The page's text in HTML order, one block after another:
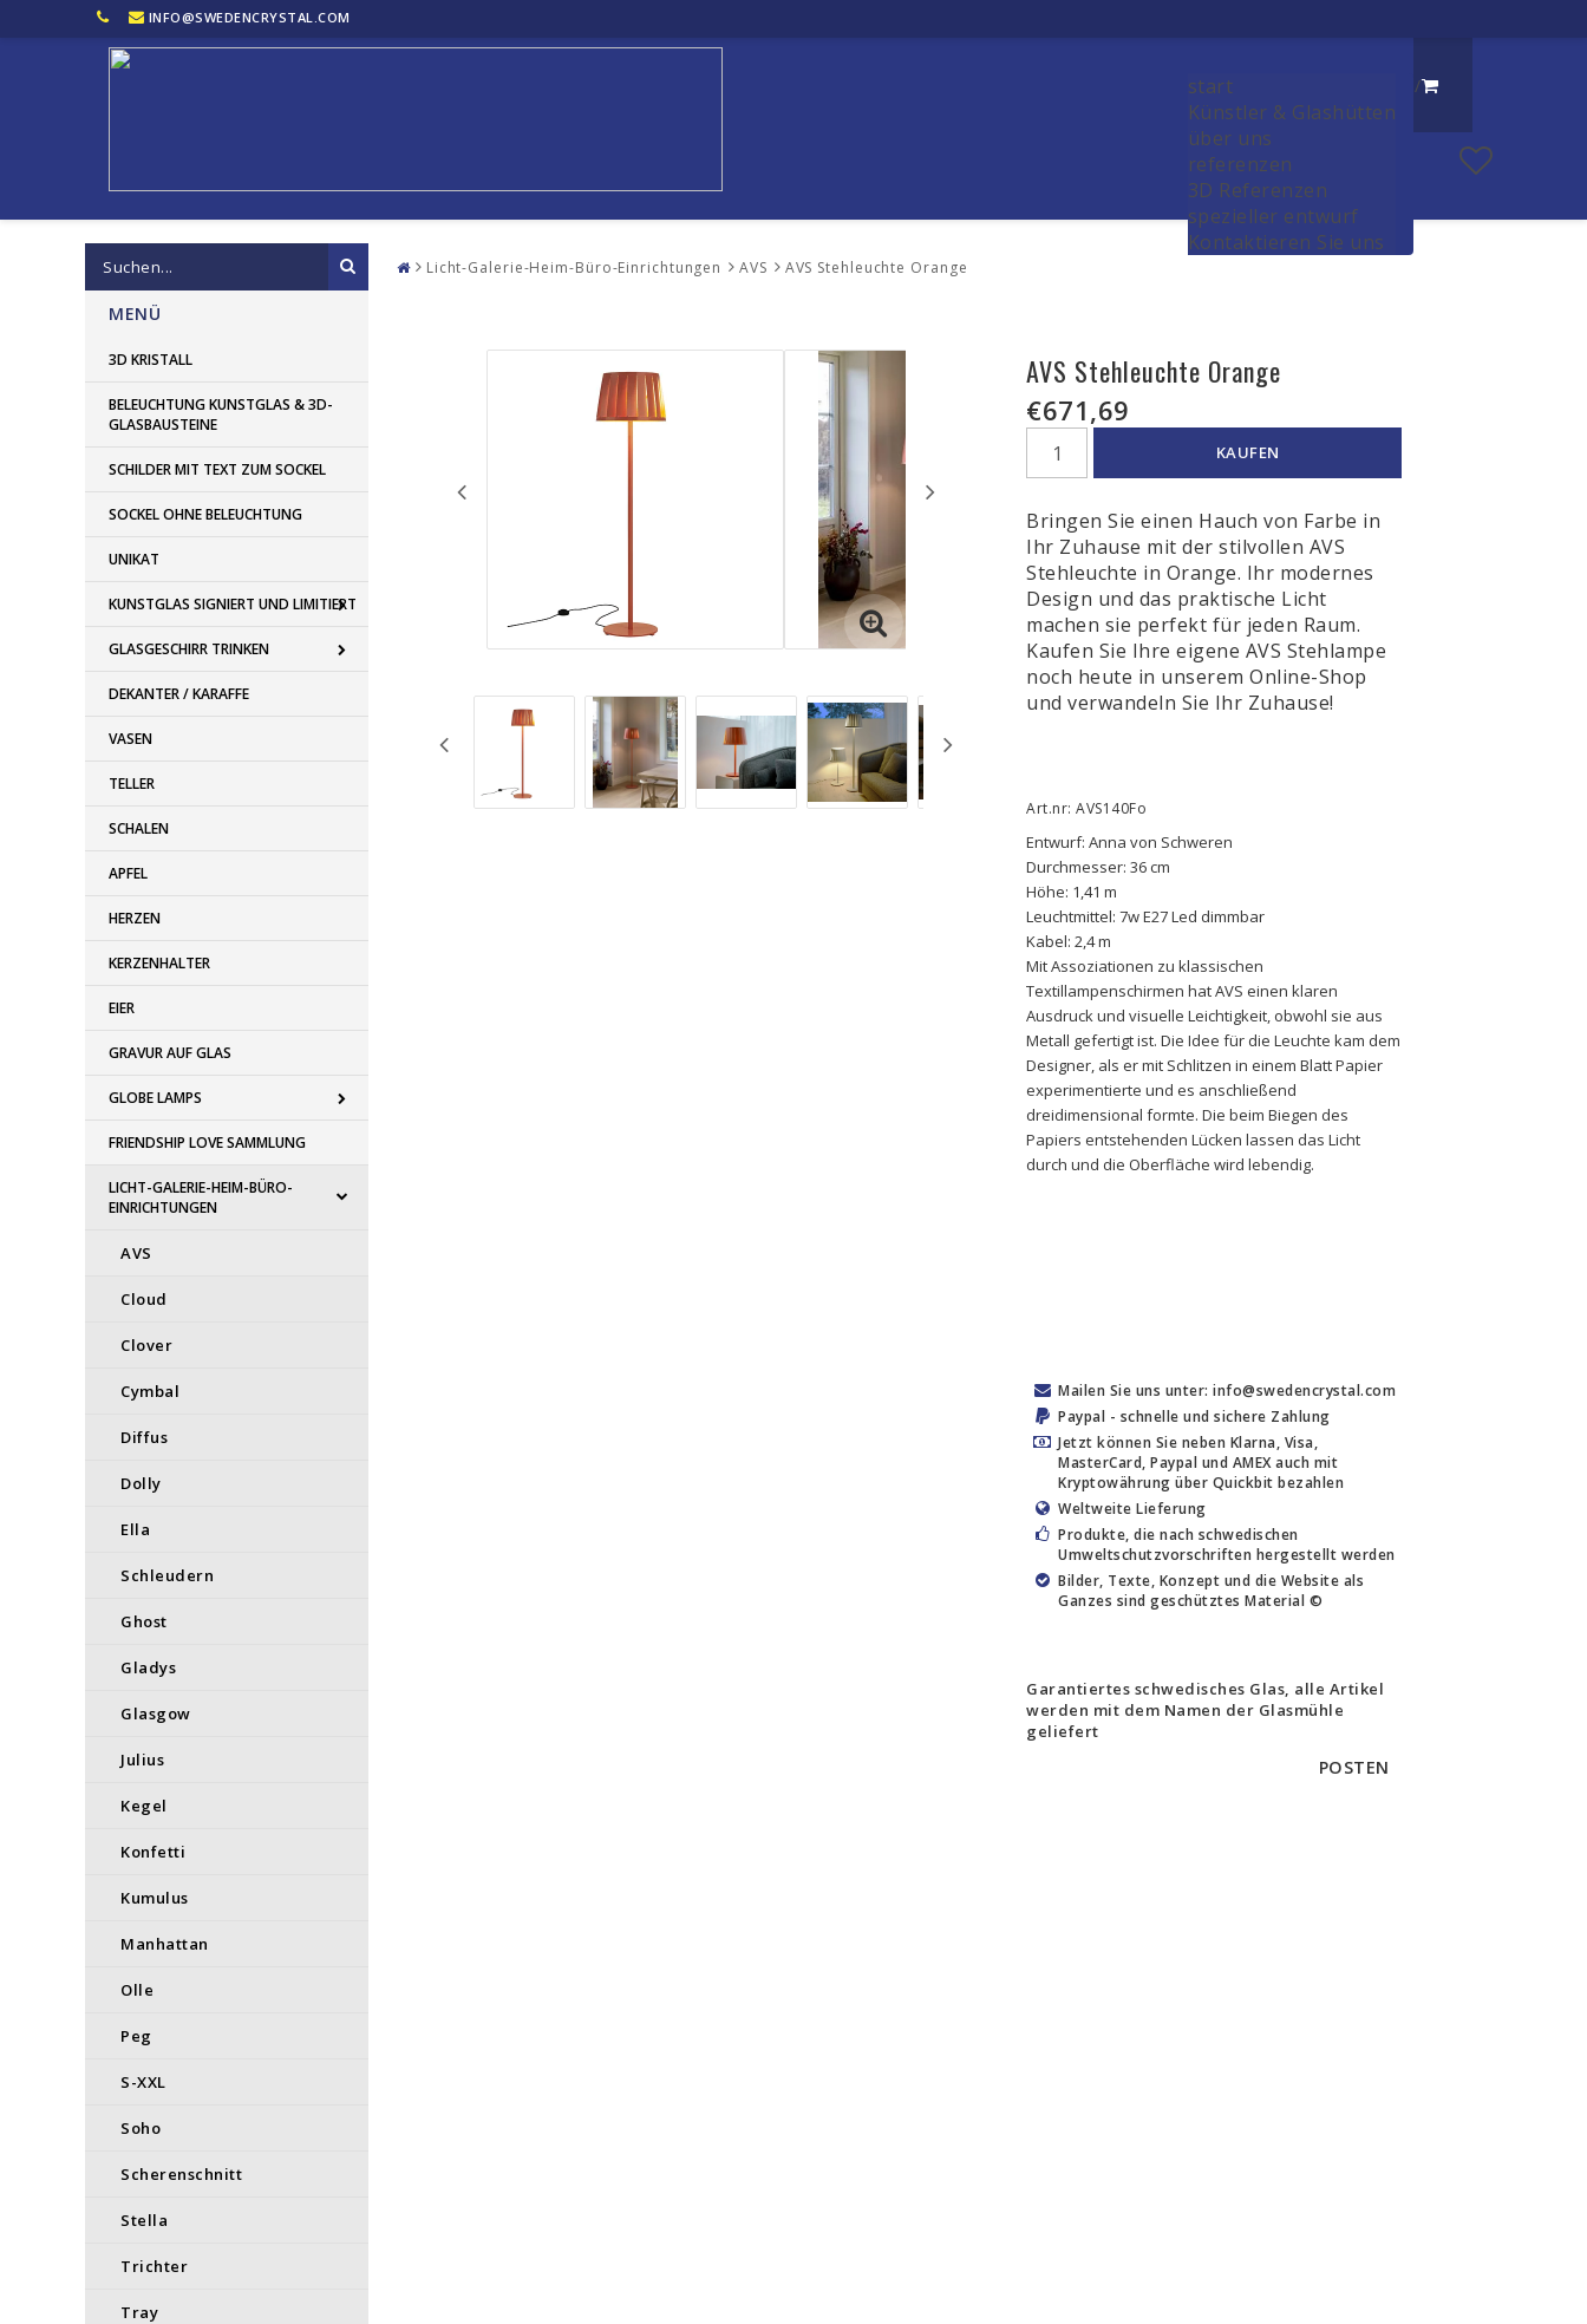
INFO@SWEDENCRYSTAL.COM
/
start
Künstler & Glashütten
über uns
referenzen
3D Referenzen
spezieller entwurf
Kontaktieren Sie uns
MENÜ
3D KRISTALL
BELEUCHTUNG KUNSTGLAS & 3D-
GLASBAUSTEINE
SCHILDER MIT TEXT ZUM SOCKEL
SOCKEL OHNE BELEUCHTUNG
UNIKAT
KUNSTGLAS SIGNIERT UND LIMITIERT
GLASGESCHIRR TRINKEN
DEKANTER / KARAFFE
VASEN
TELLER
SCHALEN
APFEL
HERZEN
KERZENHALTER
EIER
GRAVUR AUF GLAS
GLOBE LAMPS
FRIENDSHIP LOVE SAMMLUNG
LICHT-GALERIE-HEIM-BÜRO-
EINRICHTUNGEN
AVS
Cloud
Clover
Cymbal
Diffus
Dolly
Ella
Schleudern
Ghost
Gladys
Glasgow
Julius
Kegel
Konfetti
Kumulus
Manhattan
Olle
Peg
S-XXL
Soho
Scherenschnitt
Stella
Trichter
Tray
Licht-Galerie-Heim-Büro-Einrichtungen AVS AVS Stehleuchte Orange
AVS Stehleuchte Orange
€671,69
KAUFEN
Bringen Sie einen Hauch von Farbe in
Ihr Zuhause mit der stilvollen AVS
Stehleuchte in Orange. Ihr modernes
Design und das praktische Licht
machen sie perfekt für jeden Raum.
Kaufen Sie Ihre eigene AVS Stehlampe
noch heute in unserem Online-Shop
und verwandeln Sie Ihr Zuhause!
Art.nr: AVS140Fo
Entwurf: Anna von Schweren
Durchmesser: 36 cm
Höhe: 1,41 m
Leuchtmittel: 7w E27 Led dimmbar
Kabel: 2,4 m
Mit Assoziationen zu klassischen
Textillampenschirmen hat AVS einen klaren
Ausdruck und visuelle Leichtigkeit, obwohl sie aus
Metall gefertigt ist. Die Idee für die Leuchte kam dem
Designer, als er mit Schlitzen in einem Blatt Papier
experimentierte und es anschließend
dreidimensional formte. Die beim Biegen des
Papiers entstehenden Lücken lassen das Licht
durch und die Oberfläche wird lebendig.
Mailen Sie uns unter: info@swedencrystal.com
Paypal - schnelle und sichere Zahlung
Jetzt können Sie neben Klarna, Visa,
MasterCard, Paypal und AMEX auch mit
Kryptowährung über Quickbit bezahlen
Weltweite Lieferung
Produkte, die nach schwedischen
Umweltschutzvorschriften hergestellt werden
Bilder, Texte, Konzept und die Website als
Ganzes sind geschütztes Material ©
Garantiertes schwedisches Glas, alle Artikel
werden mit dem Namen der Glasmühle
geliefert
POSTEN